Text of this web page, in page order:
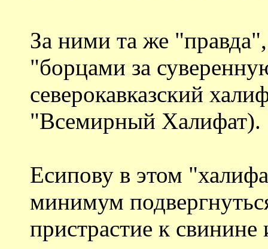
За ними та же
"борцами за
северокавказский
"Всемирный Халифат).
Есипову в этом
минимум
пристрастие к свинине